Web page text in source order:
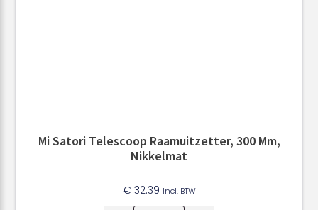
Mi Satori Telescoop Raamuitzetter, 300 Mm,
Nikkelmat
€132.39 Incl. BTW